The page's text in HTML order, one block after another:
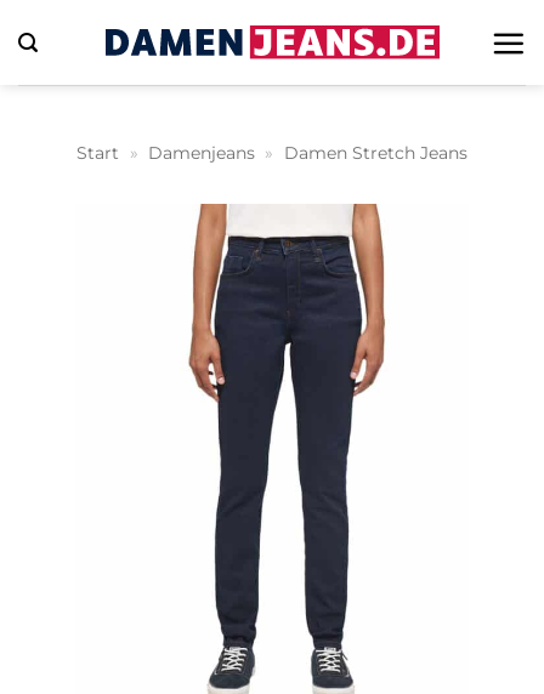
Inhalt
springen
Start » Damenjeans » Damen Stretch Jeans